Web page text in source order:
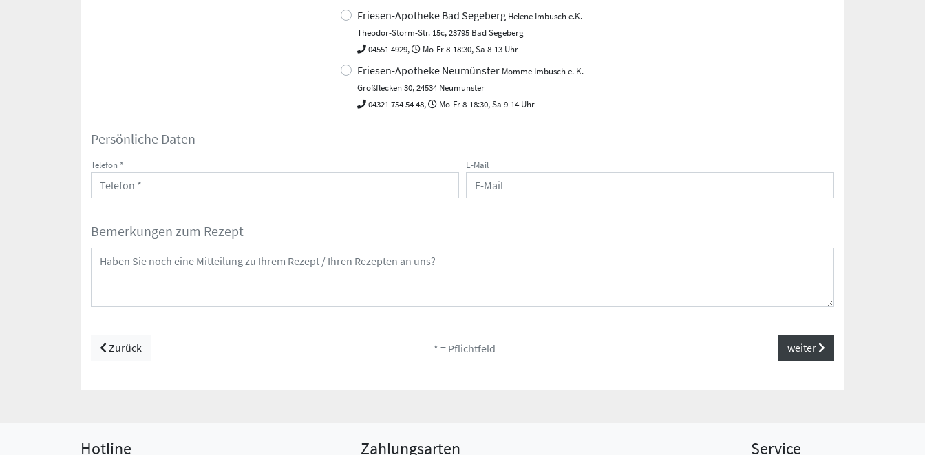
Friesen-Apotheke Bad Segeberg Helene Imbusch e.K.
Theodor-Storm-Str. 15c, 23795 Bad Segeberg
04551 4929,
Mo-Fr 8-18:30, Sa 8-13 Uhr
Friesen-Apotheke Neumünster Momme Imbusch e. K.
Großflecken 30, 24534 Neumünster
04321 754 54 48,
Mo-Fr 8-18:30, Sa 9-14 Uhr
Persönliche Daten
Telefon * E-Mail
Bemerkungen zum Rezept
Zurück * = Pflichtfeld weiter
Hotline Zahlungsarten Service